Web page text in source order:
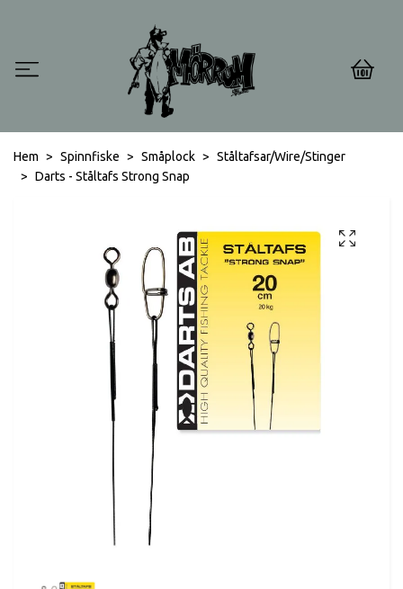
0
Hem Spinnfiske Småplock
Ståltafsar/Wire/Stinger
Darts - Ståltafs Strong Snap